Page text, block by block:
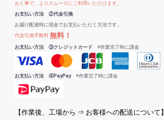
おく事で、よりスムーズにご利用いただけます。
お支払い方法 ②代金引換
お届け配達時に現金でお支払いただく方法です。
代金引換手数料無料！
お支払い方法 ③クレジットカード ※作業完了時に課金
お支払い方法 ④PayPay※作業完了時に課金
【作業後、工場から ⇒ お客様への配送について】